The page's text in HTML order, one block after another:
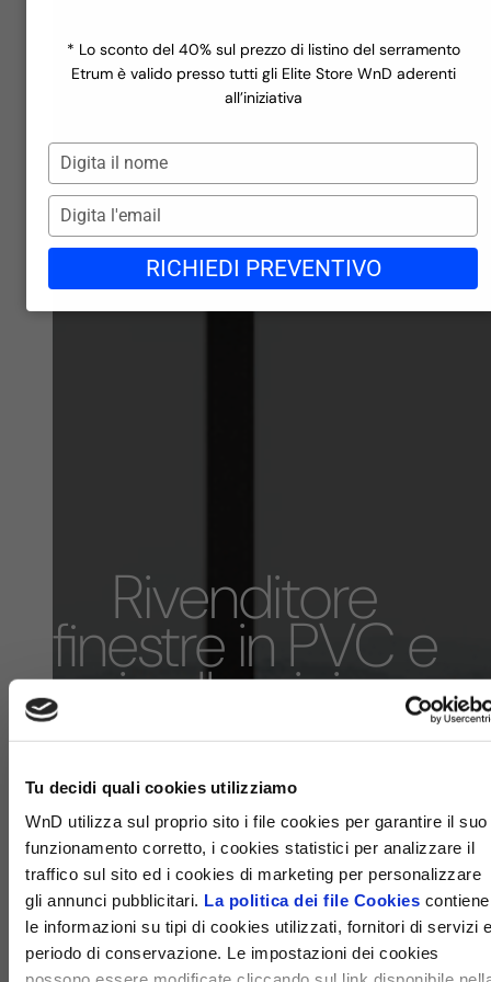
Tu decidi quali cookies utilizziamo
WnD utilizza sul proprio sito i file cookies per garantire il suo
funzionamento corretto, i cookies statistici per analizzare il
traffico sul sito ed i cookies di marketing per personalizzare
gli annunci pubblicitari. La politica dei file Cookies contiene
le informazioni su tipi di cookies utilizzati, fornitori di servizi
periodo di conservazione. Le impostazioni dei cookies
* Lo sconto del 40% sul prezzo di listino del serramento
Etrum è valido presso tutti gli Elite Store WnD aderenti
all’iniziativa
Digita
il
nome
Digita
l'email
RICHIEDI PREVENTIVO
Scopri la linea
Finiture in PVC
Finiture in PVC
Finiture in Alluminio
Realizzazioni
Azienda
Gli store di WND
Lavora con noi
Richiedi preventivo →
Rivenditore
finestre in PVC e
in alluminio
WND - TP
SERVICE